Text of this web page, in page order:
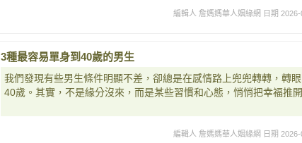
編輯人 詹媽媽華人姻緣網 日期
3種最容易單身到40歲的男生
我們發現有些男生條件明顯不差，卻總是在感情路上兜兜轉轉，轉
40歲。其實，不是緣分沒來，而是某些習慣和心態，悄悄把幸福推開
編輯人 詹媽媽華人姻緣網 日期